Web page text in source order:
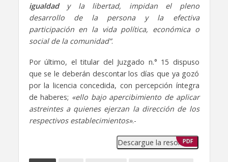
igualdady la libertad, impidan el pleno
desarrollo de la persona y la efectiva
participación en la vida política, económica o
social de la comunidad”.
Por último, el titular del Juzgado n.° 15 dispuso
que se le deberán descontar los días que ya gozó
por la licencia concedida, con percepción íntegra
de haberes; «ello bajo apercibimiento de aplicar
astreintes a quienes ejerzan la dirección de los
respectivos establecimientos».-
Descargue la resolución
PDF